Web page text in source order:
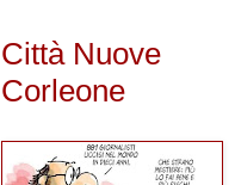
Città Nuove
Corleone